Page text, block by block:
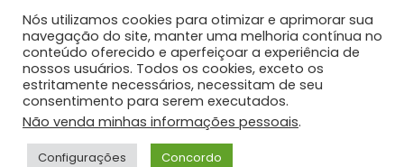
©Copyright 2026 | Prefeitura Municipal de São Miguel
do Anta-MG | Todos os direitos reservados.
Desenvolvido por:
Nós utilizamos cookies para otimizar e aprimorar sua
navegação do site, manter uma melhoria contínua no
conteúdo oferecido e aperfeiçoar a experiência de
nossos usuários. Todos os cookies, exceto os
estritamente necessários, necessitam de seu
consentimento para serem executados.
Não venda minhas informações pessoais.
Configurações Concordo